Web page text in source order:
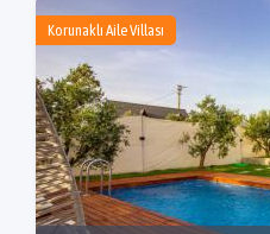
Korunaklı Aile Villası